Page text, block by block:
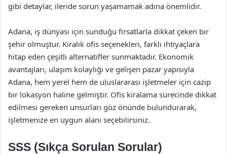
gibi detaylar, ileride sorun yaşamamak adına önemlidir.
Adana, iş dünyası için sunduğu fırsatlarla dikkat çeken bir
şehir olmuştur. Kiralık ofis seçenekleri, farklı ihtiyaçlara
hitap eden çeşitli alternatifler sunmaktadır. Ekonomik
avantajları, ulaşım kolaylığı ve gelişen pazar yapısıyla
Adana, hem yerel hem de uluslararası işletmeler için cazip
bir lokasyon haline gelmiştir. Ofis kiralama sürecinde dikkat
edilmesi gereken unsurları göz önünde bulundurarak,
işletmenize en uygun alanı seçebilirsiniz.
SSS (Sıkça Sorulan Sorular)